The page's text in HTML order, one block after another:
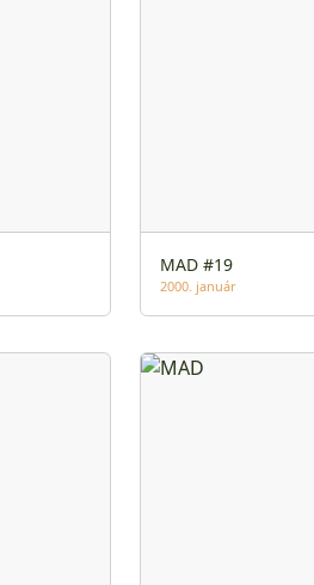
MAD #19
2000. január